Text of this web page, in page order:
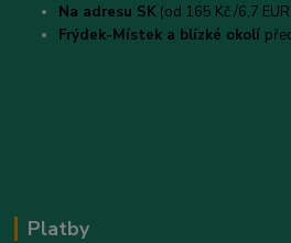
Na adresu SK (od 165 Kč /6,7
Frýdek-Místek a blízké okolí
Platby